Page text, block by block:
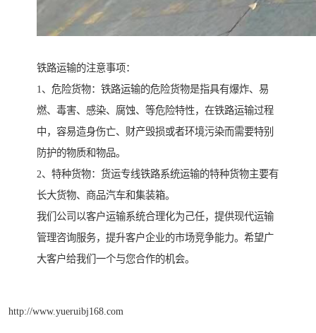
铁路运输的注意事项：
1、危险货物：铁路运输的危险货物是指具有爆炸、易
燃、毒害、感染、腐蚀、等危险特性，在铁路运输过程
中，容易造身伤亡、财产毁损或者环境污染而需要特别
防护的物质和物品。
2、特种货物：货运专线铁路系统运输的特种货物主要有
长大货物、商品汽车和集装箱。
我们公司以客户运输系统合理化为己任，提供现代运输
管理咨询服务，提升客户企业的市场竞争能力。希望广
大客户给我们一个与您合作的机会。
http://www.yueruibj168.com